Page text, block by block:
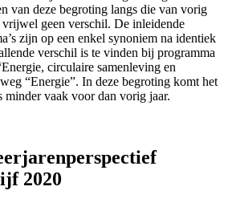
van deze begroting langs die van vorig
geen verschil. De inleidende
zijn op een enkel synoniem na identiek
verschil is te vinden bij programma
circulaire samenleving en
“Energie”. In deze begroting komt het
minder vaak voor dan vorig jaar.
2020